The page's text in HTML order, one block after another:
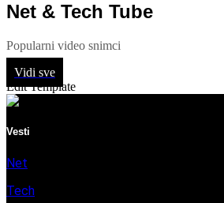
Net & Tech Tube
Popularni video snimci
Vidi sve
Edit Template
Vesti
Net
Tech